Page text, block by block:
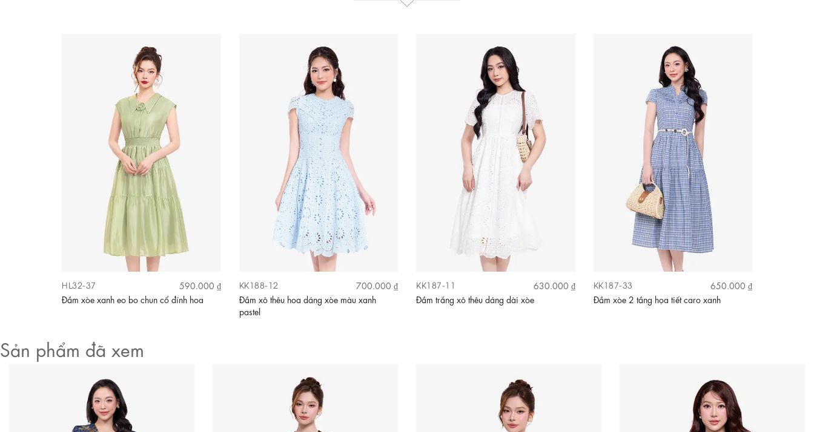
Video
HL32-37
590.000 ₫
Đầm xòe xanh eo bo chun cổ đính hoa
KK188-12
700.000 ₫
Đầm xô thêu hoa dáng xòe màu xanh
pastel
KK187-11
630.000 ₫
Đầm trắng xô thêu dáng dài xòe
KK187-33
650.000 ₫
Đầm xòe 2 tầng họa tiết caro xanh
Sản phẩm đã xem